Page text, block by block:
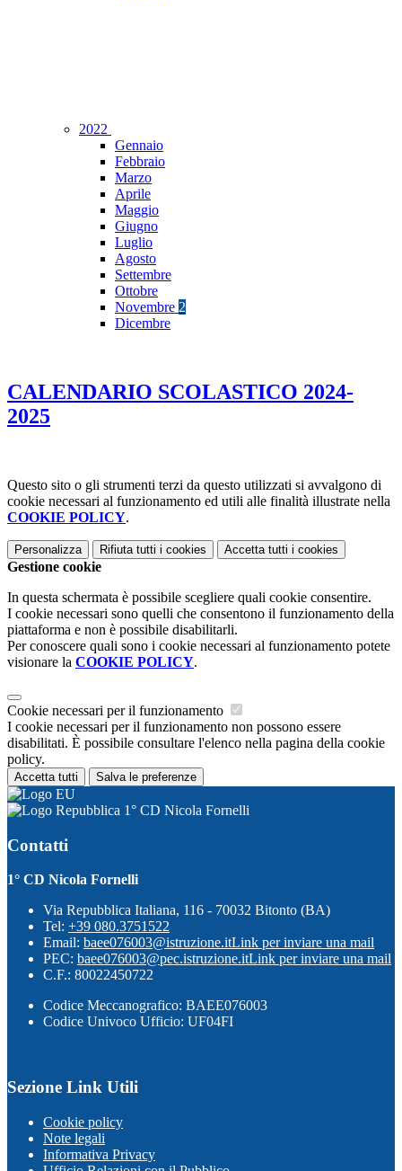
2022
Gennaio
Febbraio
Marzo
Aprile
Maggio
Giugno
Luglio
Agosto
Settembre
Ottobre
Novembre 2
Dicembre
CALENDARIO SCOLASTICO 2024-
2025
Questo sito o gli strumenti terzi da questo utilizzati si avvalgono di
cookie necessari al funzionamento ed utili alle finalità illustrate nella
COOKIE POLICY.
Personalizza Rifiuta tutti i cookies Accetta tutti i cookies
Gestione cookie
In questa schermata è possibile scegliere quali cookie consentire.
I cookie necessari sono quelli che consentono il funzionamento della
piattaforma e non è possibile disabilitarli.
Per conoscere quali sono i cookie necessari al funzionamento potete
visionare la COOKIE POLICY.
Cookie necessari per il funzionamento
I cookie necessari per il funzionamento non possono essere
disabilitati. È possibile consultare l'elenco nella pagina della cookie
policy.
Accetta tutti Salva le preferenze
1° CD Nicola Fornelli
Contatti
1° CD Nicola Fornelli
Via Repubblica Italiana, 116 - 70032 Bitonto (BA)
Tel: +39 080.3751522
Email: baee076003@istruzione.itLink per inviare una mail
PEC: baee076003@pec.istruzione.itLink per inviare una mail
C.F.: 80022450722
Codice Meccanografico: BAEE076003
Codice Univoco Ufficio: UF04FI
Sezione Link Utili
Cookie policy
Note legali
Informativa Privacy